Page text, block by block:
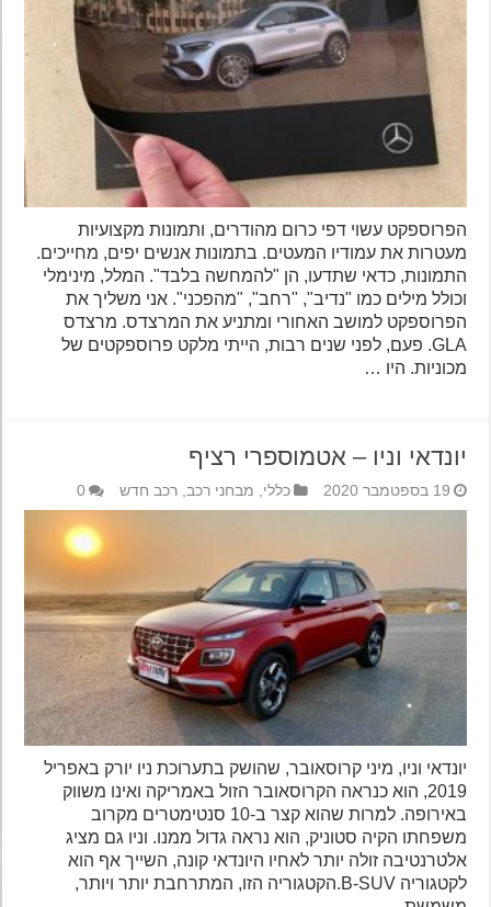
הפרוספקט עשוי דפי כרום מהודרים, ותמונות מקצועיות
מעטרות את עמודיו המעטים. בתמונות אנשים יפים, מחייכים.
התמונות, כדאי שתדעו, הן "להמחשה בלבד". המלל, מינימלי
וכולל מילים כמו "נדיב", "רחב", "מהפכני". אני משליך את
הפרוספקט למושב האחורי ומתניע את המרצדס. מרצדס
GLA. פעם, לפני שנים רבות, הייתי מלקט פרוספקטים של
מכוניות. היו …
יונדאי וניו – אטמוספרי רציף
19 בספטמבר 2020 כללי,מבחני רכב,רכב חדש 0
יונדאי וניו, מיני קרוסאובר, שהושק בתערוכת ניו יורק באפריל
2019, הוא כנראה הקרוסאובר הזול באמריקה ואינו משווק
באירופה. למרות שהוא קצר ב-10 סנטימטרים מקרוב
משפחתו הקיה סטוניק, הוא נראה גדול ממנו. וניו גם מציג
אלטרנטיבה זולה יותר לאחיו היונדאי קונה, השייך אף הוא
לקטגוריה B-SUV.הקטגוריה הזו, המתרחבת יותר ויותר,